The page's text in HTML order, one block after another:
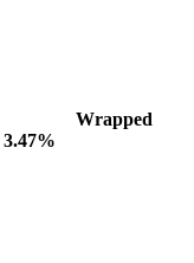
Wrapped
3.47%